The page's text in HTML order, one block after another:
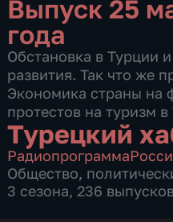
Выпуск 25
года
Обстановка в Турции
развития. Так что же
Экономика страны на
протестов на туризм
Турецкий
Радиопрограмма
Общество,
3 сезона, 236